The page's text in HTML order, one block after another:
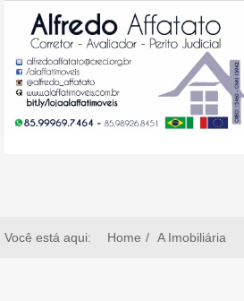
Você está aqui: Home A Imobiliária